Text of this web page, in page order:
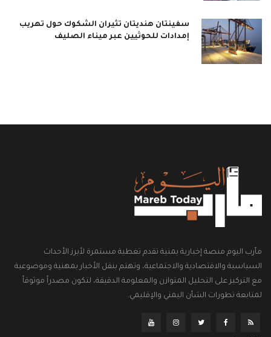
سفينتان هنديتان تثيران الشكوك حول تهريب
إمدادات للحوثيين عبر ميناء الصليف
مأرب اليوم منصة إخبارية يمنية تقدم تغطية مستمرة لأبرز الأحداث
السياسية والاقتصادية والاجتماعية، وتهتم بنقل الأخبار بمهنية وموضوعية
مع التركيز على التحليل المتوازن والمعلومة الدقيقة، لتكون مصدراً موثوقاً
لمتابعة تطورات الشأن اليمني والإقليمي.